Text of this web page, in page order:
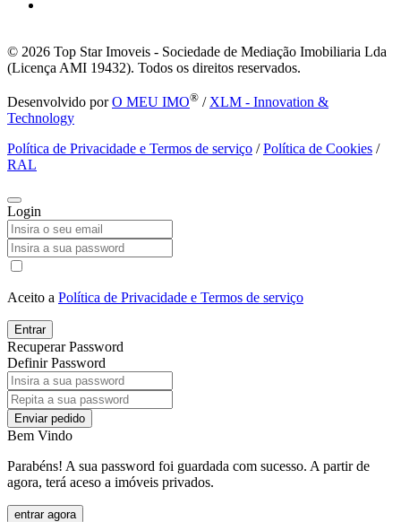
© 2026 Top Star Imoveis - Sociedade de Mediação Imobiliaria Lda
(Licença AMI 19432). Todos os direitos reservados.
Desenvolvido porO MEU IMO® / XLM - Innovation &
Technology
Política de Privacidade e Termos de serviço /Política de Cookies /
RAL
Login
Aceito a Política de Privacidade e Termos de serviço
Entrar
Recuperar Password
Definir Password
Enviar pedido
Bem Vindo
Parabéns! A sua password foi guardada com sucesso. A partir de
agora, terá aceso a imóveis privados.
entrar agora